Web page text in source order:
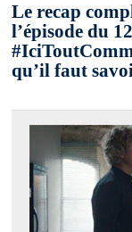
Le recap
l’épisode du
qu’il faut